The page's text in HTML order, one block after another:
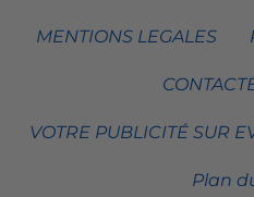
MENTIONS LEGALES
VOTRE PUBLICITÉ SUR
Plan